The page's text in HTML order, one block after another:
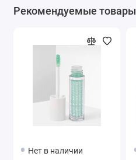
Рекомендуемые товары
Нет в наличии